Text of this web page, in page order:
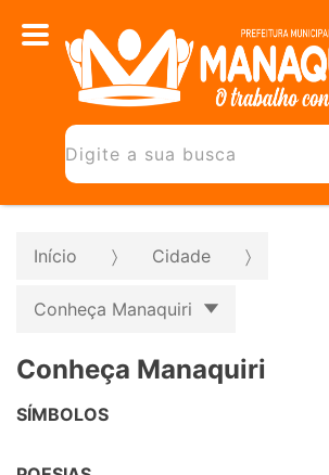
Início Cidade
Conheça Manaquiri
Conheça Manaquiri
SÍMBOLOS